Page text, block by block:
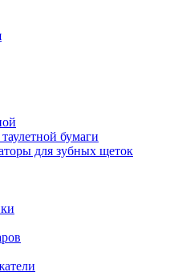
бумаги
для зубных щеток